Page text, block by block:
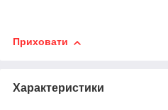
Приховати
Характеристики